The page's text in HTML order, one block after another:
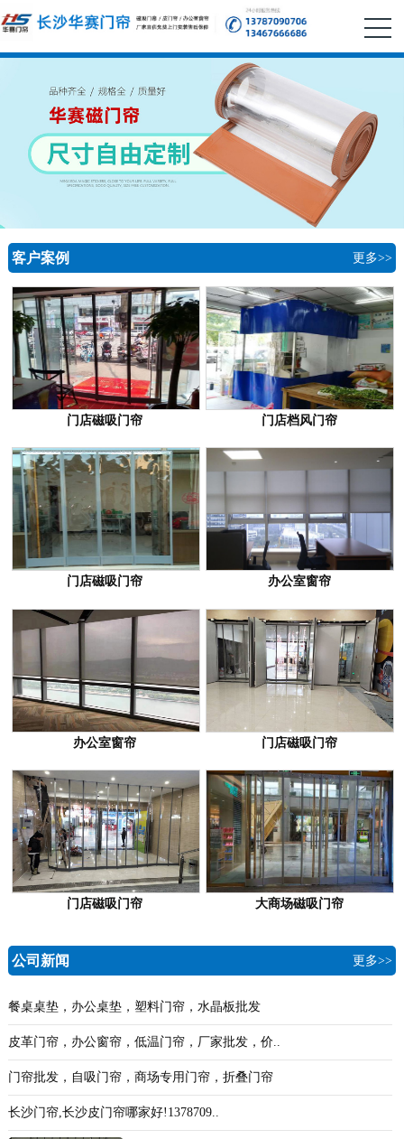
客户案例 更多>>
门店磁吸门帘 门店档风门帘
门店磁吸门帘 办公室窗帘
办公室窗帘 门店磁吸门帘
门店磁吸门帘 大商场磁吸门帘
公司新闻 更多>>
餐桌桌垫，办公桌垫，塑料门帘，水晶板批发
皮革门帘，办公窗帘，低温门帘，厂家批发，价..
门帘批发，自吸门帘，商场专用门帘，折叠门帘
长沙门帘,长沙皮门帘哪家好!1378709..